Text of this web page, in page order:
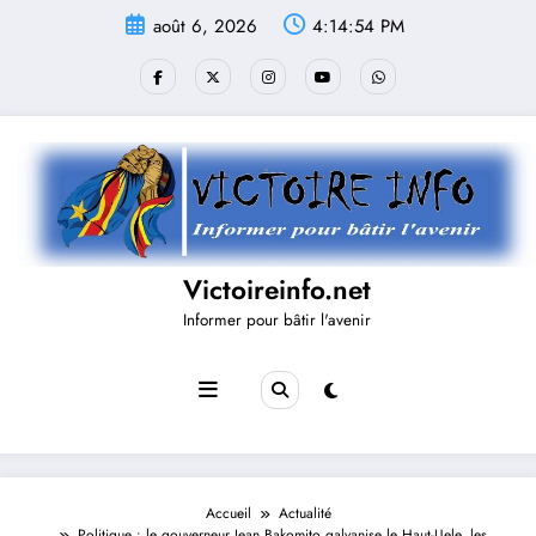
août 6, 2026 4:14:55 PM
Victoireinfo.net
Informer pour bâtir l'avenir
Accueil
Actualité